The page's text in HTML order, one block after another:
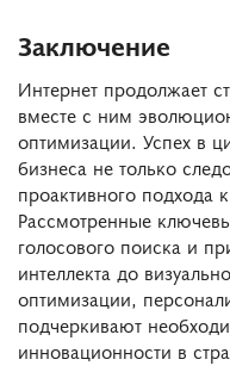
Заключение
Интернет продолжает
вместе с ним
оптимизации. Успех в
бизнеса не только
проактивного подхода
Рассмотренные
голосового поиска и
интеллекта до
оптимизации,
подчеркивают
инновационности в